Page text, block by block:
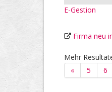
E-Gestion
Firma neu
Mehr
«
5 6